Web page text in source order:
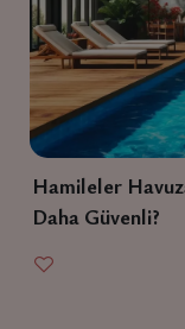
Hamileler
Daha Güvenli?